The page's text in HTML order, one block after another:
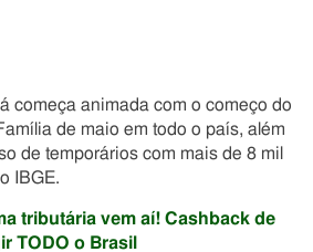
começa animada com o começo do
de maio em todo o país, além
de temporários com mais de 8 mil
IBGE.
tributária vem aí! Cashback de
TODO o Brasil